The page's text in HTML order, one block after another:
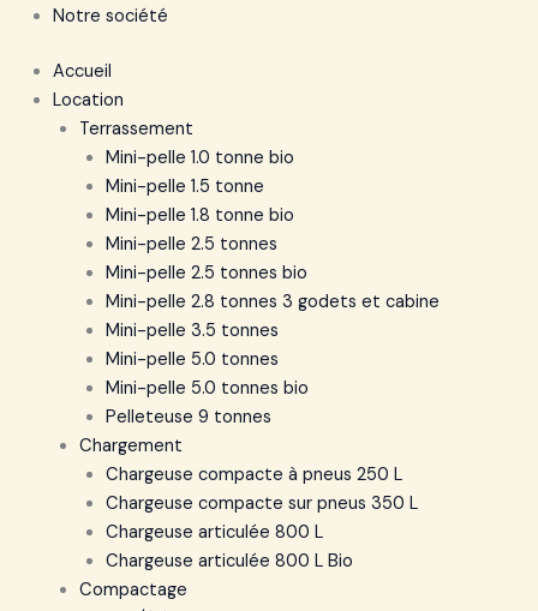
Notre société
Accueil
Location
Terrassement
Mini-pelle 1.0 tonne bio
Mini-pelle 1.5 tonne
Mini-pelle 1.8 tonne bio
Mini-pelle 2.5 tonnes
Mini-pelle 2.5 tonnes bio
Mini-pelle 2.8 tonnes 3 godets et cabine
Mini-pelle 3.5 tonnes
Mini-pelle 5.0 tonnes
Mini-pelle 5.0 tonnes bio
Pelleteuse 9 tonnes
Chargement
Chargeuse compacte à pneus 250 L
Chargeuse compacte sur pneus 350 L
Chargeuse articulée 800 L
Chargeuse articulée 800 L Bio
Compactage